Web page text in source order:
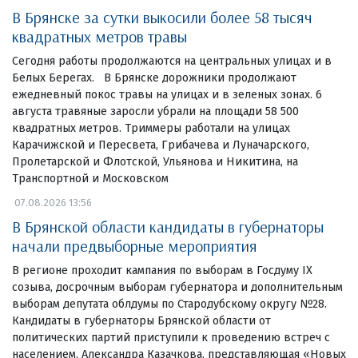
В Брянске за сутки выкосили более 58 тысяч
квадратных метров травы
Сегодня работы продолжаются на центральных улицах и в
Белых Берегах. В Брянске дорожники продолжают
ежедневный покос травы на улицах и в зеленых зонах. 6
августа травяные заросли убрали на площади 58 500
квадратных метров. Триммеры работали на улицах
Карачижской и Пересвета, Грибачева и Луначарского,
Пролетарской и Флотской, Ульянова и Никитина, на
Транспортной и Московском
07.08.2026 13:56
В Брянской области кандидаты в губернаторы
начали предвыборные мероприятия
В регионе проходит кампания по выборам в Госдуму IX
созыва, досрочным выборам губернатора и дополнительным
выборам депутата облдумы по Стародубскому округу №28.
Кандидаты в губернаторы Брянской области от
политических партий приступили к проведению встреч с
населением. Александра Казачкова, представляющая «Новых